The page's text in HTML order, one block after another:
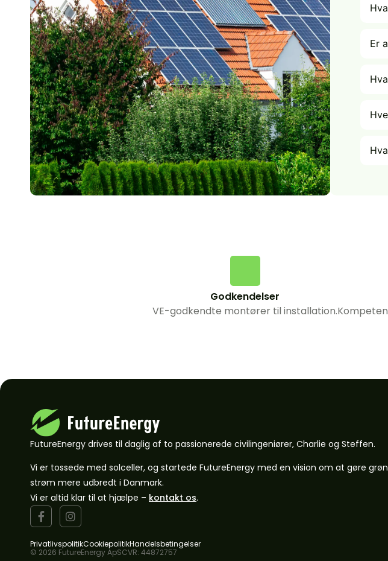
Er
Godkendelser
VE-godkendte montører til installation.
FutureEnergy drives til daglig af to passionerede civilingeniører, Charlie og Steffen.
Vi er tossede med solceller, og startede FutureEnergy med en vision om at gøre grøn
strøm mere udbredt i Danmark.
Vi er altid klar til at hjælpe – kontakt os.
PrivatlivspolitikCookiepolitikHandelsbetingelser
© 2026 FutureEnergy ApSCVR: 44872757